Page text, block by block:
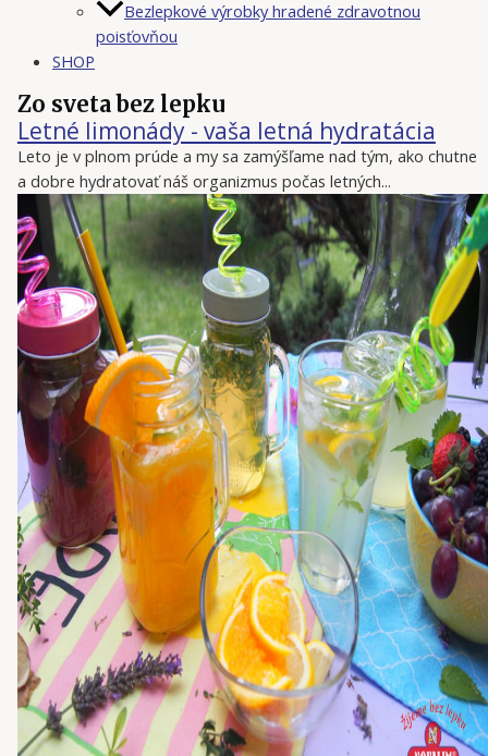
Bezlepkové výrobky hradené zdravotnou
poisťovňou
SHOP
Zo sveta bez lepku
Letné limonády - vaša letná hydratácia
Leto je v plnom prúde a my sa zamýšľame nad tým, ako chutne
a dobre hydratovať náš organizmus počas letných...